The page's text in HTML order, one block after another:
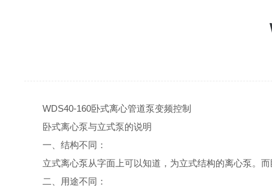
WDS40-160卧式离心管道泵变频控制
卧式离心泵与立式泵的说明
一、结构不同：
立式离心泵从字面上可以知道，为立式结构的离心泵。
二、用途不同：